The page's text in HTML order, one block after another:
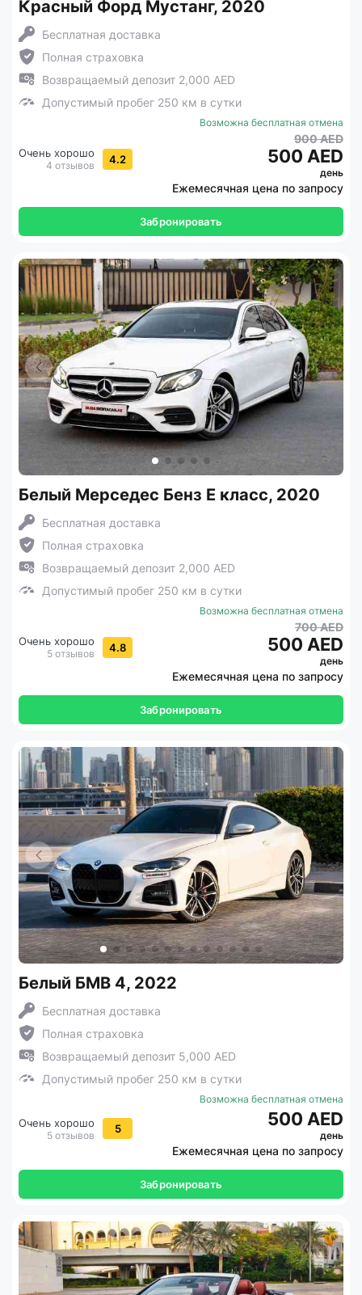
Красный Форд Мустанг, 2020
Бесплатная доставка
Полная страховка
Возвращаемый депозит 2,000 AED
Допустимый пробег 250 км в сутки
Очень хорошо
4 отзывов 4.2
Возможна бесплатная отмена
900 AED
500 AED
день
Ежемесячная цена по запросу
Забронировать
Белый Мерседес Бенз Е класс, 2020
Бесплатная доставка
Полная страховка
Возвращаемый депозит 2,000 AED
Допустимый пробег 250 км в сутки
Очень хорошо
5 отзывов 4.8
Возможна бесплатная отмена
700 AED
500 AED
день
Ежемесячная цена по запросу
Забронировать
Белый БМВ 4, 2022
Бесплатная доставка
Полная страховка
Возвращаемый депозит 5,000 AED
Допустимый пробег 250 км в сутки
Очень хорошо
5 отзывов 5
Возможна бесплатная отмена
500 AED
день
Ежемесячная цена по запросу
Забронировать